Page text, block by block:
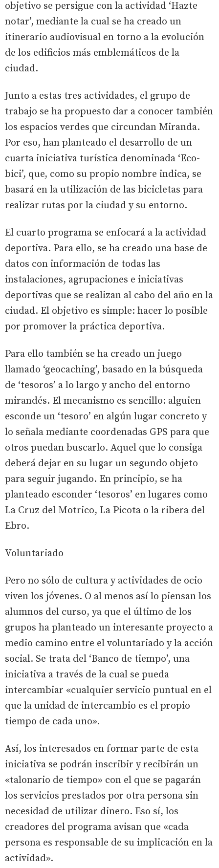
objetivo se persigue con la actividad ‘Hazte
notar’, mediante la cual se ha creado un
itinerario audiovisual en torno a la evolución
de los edificios más emblemáticos de la
ciudad.
Junto a estas tres actividades, el grupo de
trabajo se ha propuesto dar a conocer también
los espacios verdes que circundan Miranda.
Por eso, han planteado el desarrollo de un
cuarta iniciativa turística denominada ‘Eco-
bici’, que, como su propio nombre indica, se
basará en la utilización de las bicicletas para
realizar rutas por la ciudad y su entorno.
El cuarto programa se enfocará a la actividad
deportiva. Para ello, se ha creado una base de
datos con información de todas las
instalaciones, agrupaciones e iniciativas
deportivas que se realizan al cabo del año en la
ciudad. El objetivo es simple: hacer lo posible
por promover la práctica deportiva.
Para ello también se ha creado un juego
llamado ‘geocaching’, basado en la búsqueda
de ‘tesoros’ a lo largo y ancho del entorno
mirandés. El mecanismo es sencillo: alguien
esconde un ‘tesoro’ en algún lugar concreto y
lo señala mediante coordenadas GPS para que
otros puedan buscarlo. Aquel que lo consiga
deberá dejar en su lugar un segundo objeto
para seguir jugando. En principio, se ha
planteado esconder ‘tesoros’ en lugares como
La Cruz del Motrico, La Picota o la ribera del
Ebro.
Voluntariado
Pero no sólo de cultura y actividades de ocio
viven los jóvenes. O al menos así lo piensan los
alumnos del curso, ya que el último de los
grupos ha planteado un interesante proyecto a
medio camino entre el voluntariado y la acción
social. Se trata del ‘Banco de tiempo’, una
iniciativa a través de la cual se pueda
intercambiar «cualquier servicio puntual en el
que la unidad de intercambio es el propio
tiempo de cada uno».
Así, los interesados en formar parte de esta
iniciativa se podrán inscribir y recibirán un
«talonario de tiempo» con el que se pagarán
los servicios prestados por otra persona sin
necesidad de utilizar dinero. Eso sí, los
creadores del programa avisan que «cada
persona es responsable de su implicación en la
actividad».